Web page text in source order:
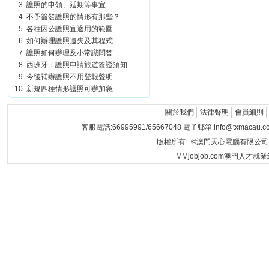
護照的申領、延期等事宜
不予簽發護照的情形有那些？
各種因公護照宜適用的範圍
如何辦理護照遺失及其程式
護照如何辦理及小常識問答
西班牙：護照申請旅遊簽證須知
今後補辦護照不用登報聲明
新規四種情形護照可辦加急
關於我們 法律聲明
會員細則
客服電話:66995991/65667048 電子郵箱
版權所有 ©澳門天心電腦有限公
MMjobjob.com澳門人才就